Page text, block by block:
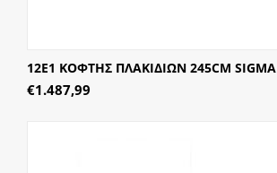
12E1 ΚΟΦΤΗΣ ΠΛΑΚΙΔΙΩΝ 245CM SIGMA
€1.487,99